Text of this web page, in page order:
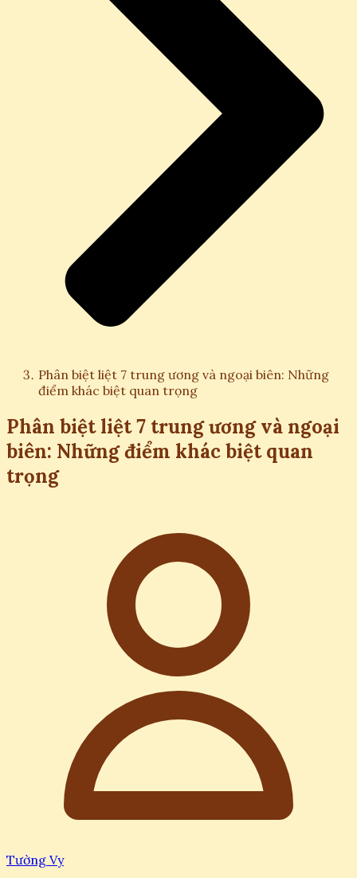
Phân biệt liệt 7 trung ương và ngoại biên: Những
điểm khác biệt quan trọng
Phân biệt liệt 7 trung ương và ngoại
biên: Những điểm khác biệt quan
trọng
Tường Vy